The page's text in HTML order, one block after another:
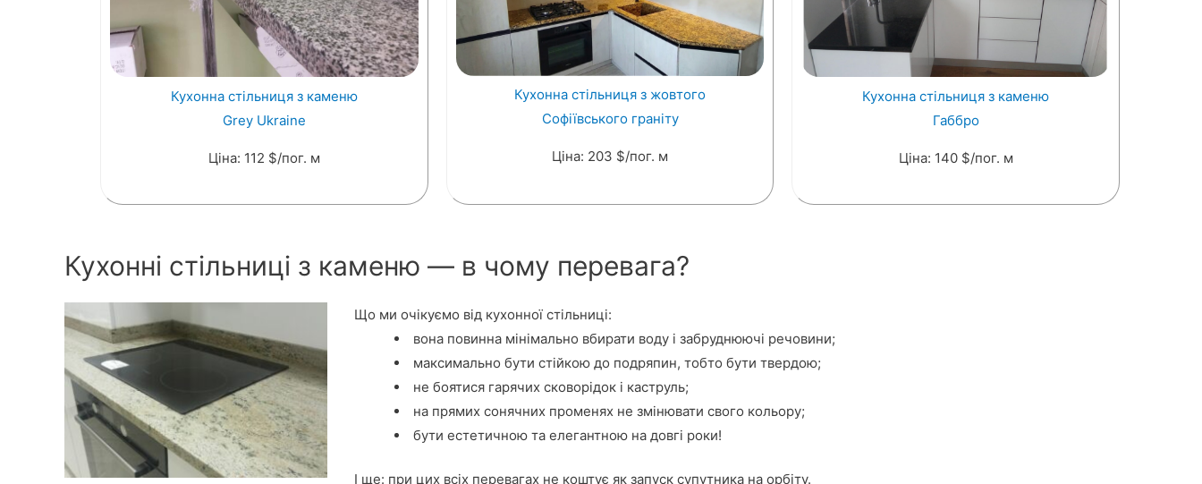
Кухонна стільниця з каменю
Grey Ukraine
Ціна: 112 $/пог. м
Кухонна стільниця з жовтого
Софіївського граніту
Ціна: 203 $/пог. м
Кухонна стільниця з каменю
Габбро
Ціна: 140 $/пог. м
Кухонні стільниці з каменю — в чому перевага?
Що ми очікуємо від кухонної стільниці:
вона повинна мінімально вбирати воду і забруднюючі речовини;
максимально бути стійкою до подряпин, тобто бути твердою;
не боятися гарячих сковорідок і каструль;
на прямих сонячних променях не змінювати свого кольору;
бути естетичною та елегантною на довгі роки!
І ще: при цих всіх перевагах не коштує як запуск супутника на орбіту.